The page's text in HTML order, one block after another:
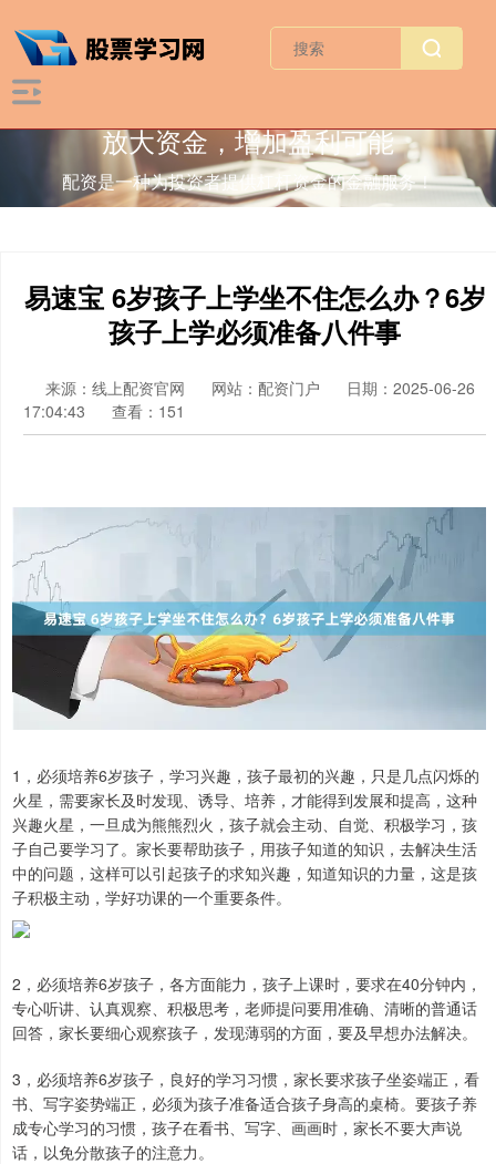
放大资金，增加盈利可能
配资是一种为投资者提供杠杆资金的金融服务！
易速宝 6岁孩子上学坐不住怎么办？6岁
孩子上学必须准备八件事
来源：线上配资官网 网站：配资门户
日期：2025-06-26
17:04:43
查看：151
1，必须培养6岁孩子，学习兴趣，孩子最初的兴趣，只是几点闪烁的
火星，需要家长及时发现、诱导、培养，才能得到发展和提高，这种
兴趣火星，一旦成为熊熊烈火，孩子就会主动、自觉、积极学习，孩
子自己要学习了。家长要帮助孩子，用孩子知道的知识，去解决生活
中的问题，这样可以引起孩子的求知兴趣，知道知识的力量，这是孩
子积极主动，学好功课的一个重要条件。
2，必须培养6岁孩子，各方面能力，孩子上课时，要求在40分钟内，
专心听讲、认真观察、积极思考，老师提问要用准确、清晰的普通话
回答，家长要细心观察孩子，发现薄弱的方面，要及早想办法解决。
3，必须培养6岁孩子，良好的学习习惯，家长要求孩子坐姿端正，看
书、写字姿势端正，必须为孩子准备适合孩子身高的桌椅。要孩子养
成专心学习的习惯，孩子在看书、写字、画画时，家长不要大声说
话，以免分散孩子的注意力。